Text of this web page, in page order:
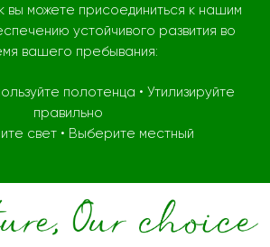
вы можете присоединиться к нашим
устойчивого развития во
вашего пребывания:
полотенца • Утилизируйте
правильно
свет • Выберите местный